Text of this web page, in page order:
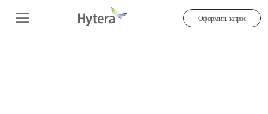
Оформить запрос